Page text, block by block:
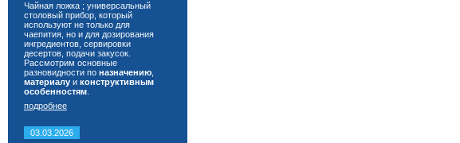
Чайная ложка ; универсальный
столовый прибор, который
используют не только для
чаепития, но и для дозирования
ингредиентов, сервировки
десертов, подачи закусок.
Рассмотрим основные
разновидности по назначению
материалу и конструктивным
особенностям
подробнее
03.03.2026